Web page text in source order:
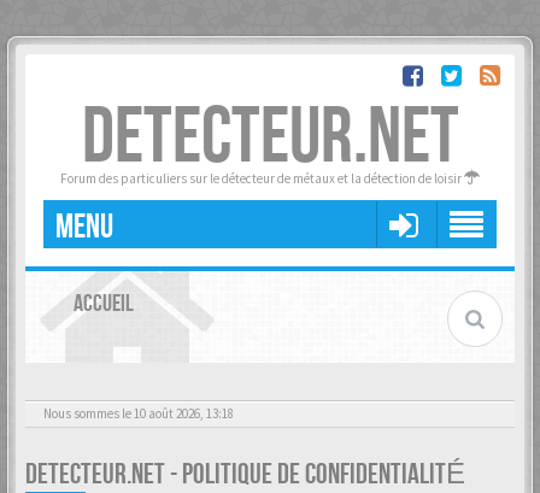
DETECTEUR.NET
Forum des particuliers sur le détecteur de métaux et la détection de loisir
MENU
ACCUEIL
Nous sommes le 10 août 2026, 13:18
DETECTEUR.NET - POLITIQUE DE CONFIDENTIALITÉ